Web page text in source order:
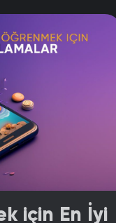
için En İyi